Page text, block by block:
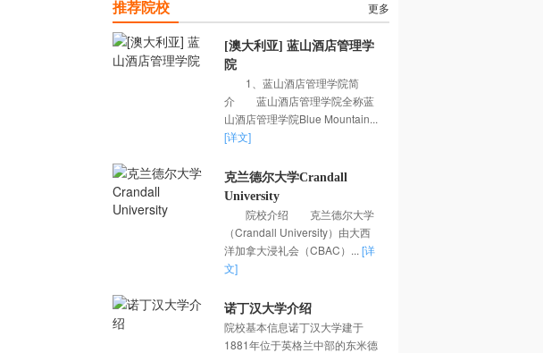
推荐院校 更多
[澳大利亚] 蓝山酒店管理学
院
1、蓝山酒店管理学院简
介 蓝山酒店管理学院全称蓝
山酒店管理学院Blue Mountain...
[详文]
克兰德尔大学Crandall
University
院校介绍 克兰德尔大学
（Crandall University）由大西
洋加拿大浸礼会（CBAC）... [详
文]
诺丁汉大学介绍
院校基本信息诺丁汉大学建于
1881年位于英格兰中部的东米德